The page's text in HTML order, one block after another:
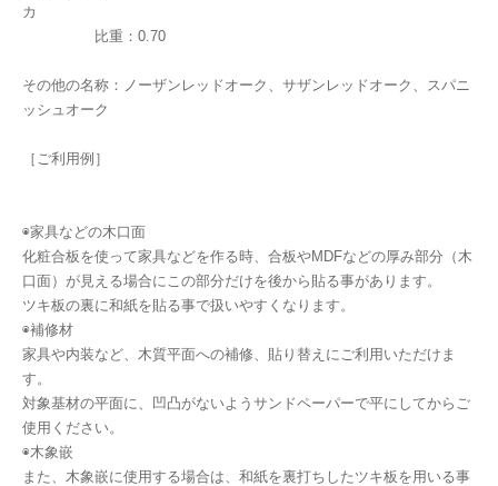
カ
比重：0.70
その他の名称：ノーザンレッドオーク、サザンレッドオーク、スパニ
ッシュオーク
［ご利用例］
◉家具などの木口面
化粧合板を使って家具などを作る時、合板やMDFなどの厚み部分（木
口面）が見える場合にこの部分だけを後から貼る事があります。
ツキ板の裏に和紙を貼る事で扱いやすくなります。
◉補修材
家具や内装など、木質平面への補修、貼り替えにご利用いただけま
す。
対象基材の平面に、凹凸がないようサンドペーパーで平にしてからご
使用ください。
◉木象嵌
また、木象嵌に使用する場合は、和紙を裏打ちしたツキ板を用いる事